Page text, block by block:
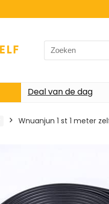
Search
for:
Deal van de dag
Wnuanjun 1 st 1 meter